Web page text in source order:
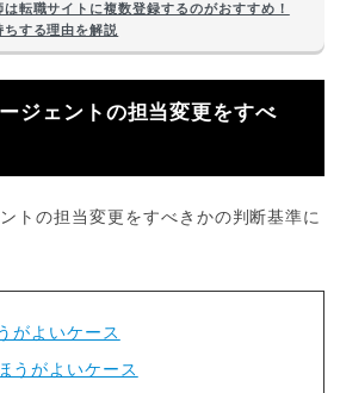
は転職サイトに複数登録するのがおすすめ！
ちする理由を解説
ジェントの担当変更をすべ
トの担当変更をすべきかの判断基準に
がよいケース
うがよいケース